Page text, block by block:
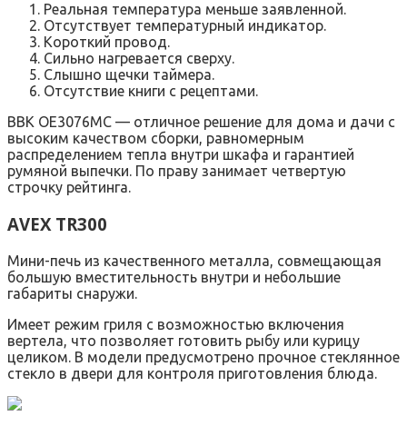
Реальная температура меньше заявленной.
Отсутствует температурный индикатор.
Короткий провод.
Сильно нагревается сверху.
Слышно щечки таймера.
Отсутствие книги с рецептами.
BBK OE3076MC — отличное решение для дома и дачи с
высоким качеством сборки, равномерным
распределением тепла внутри шкафа и гарантией
румяной выпечки. По праву занимает четвертую
строчку рейтинга.
AVEX TR300
Мини-печь из качественного металла, совмещающая
большую вместительность внутри и небольшие
габариты снаружи.
Имеет режим гриля с возможностью включения
вертела, что позволяет готовить рыбу или курицу
целиком. В модели предусмотрено прочное стеклянное
стекло в двери для контроля приготовления блюда.